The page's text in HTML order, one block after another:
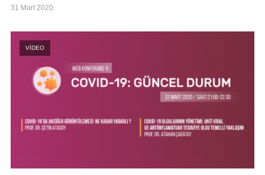
31 Mart 2020
VİDEO